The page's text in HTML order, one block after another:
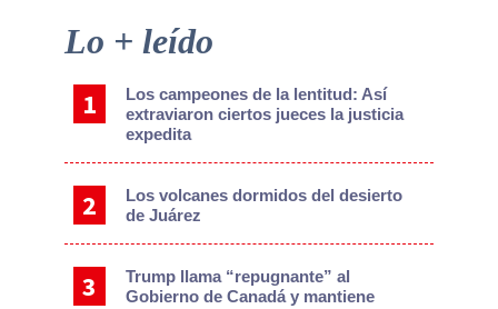
Primary
Lo + leído
Los campeones de la lentitud: Así
extraviaron ciertos jueces la justicia
expedita
Los volcanes dormidos del desierto
de Juárez
Trump llama “repugnante” al
Gobierno de Canadá y mantiene